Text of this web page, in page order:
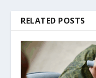
RELATED POSTS